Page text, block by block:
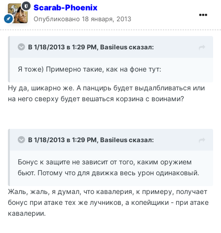
Scarab-Phoenix
Опубликовано 18 января, 2013
В 1/18/2013 в 1:29 PM, Basileus сказал:
Я тоже) Примерно такие, как на фоне тут:
Ну да, шикарно же. А панцирь будет выдалбливаться или
на него сверху будет вешаться корзина с воинами?
В 1/18/2013 в 1:29 PM, Basileus сказал:
Бонус к защите не зависит от того, каким оружием
бьют. Потому что для движка весь урон одинаковый.
Жаль, жаль, я думал, что кавалерия, к примеру, получает
бонус при атаке тех же лучников, а копейщики - при атаке
кавалерии.